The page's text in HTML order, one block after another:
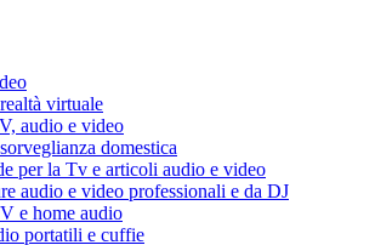
virtuale
audio e video
domestica
per la Tv e articoli audio e video
audio e video professionali e da DJ
e home audio
portatili e cuffie